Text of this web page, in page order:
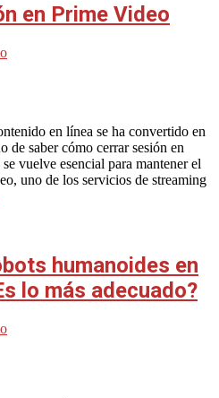
en Prime Video
en línea se ha convertido en
de saber cómo cerrar sesión en
vuelve esencial para mantener el
uno de los servicios de streaming
humanoides en
lo más adecuado?